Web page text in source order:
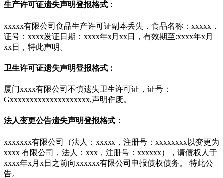
生产许可证遗失声明登报格式：
xxxxx有限公司食品生产许可证副本丢失，食品名称：xxxxx，
证号：xxxx发证日期：xxxx年x月xx日，有效期至:xxxx年x月
xx日，特此声明。
卫生许可证遗失声明登报格式：
厦门xxxx有限公司不慎遗失卫生许可证，证号：
Gxxxxxxxxxxxxxxxxxxxx,声明作废。
法人变更公告遗失声明登报格式：
xxxxxxx有限公司（法人：xxxxx，注册号：xxxxxxxx以变更为
xxxx 有限公司，法人：xxx，注册号：xxxxxx），请债权人于
xxxx年x月x日之前向xxxxxx有限公司申报债权债务。 特此公
告。